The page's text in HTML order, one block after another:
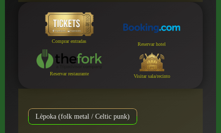
Comprar entradas
Reservar hotel
Reservar restaurante Visitar sala/recinto
Lèpoka (folk metal / Celtic punk)